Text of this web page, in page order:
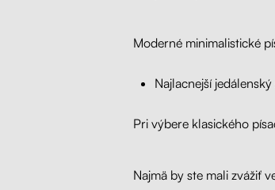
Moderné minimalistické
Najlacnejší
Pri výbere klasického
Najmä by ste mali zvážiť